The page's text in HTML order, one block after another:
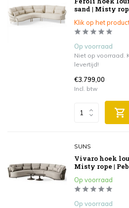
sand | Misty
Klik op het
Op voorraad
Niet op voorraad.
levertijd!
€3.799,00
Incl. btw
SUNS
Vivaro hoek
Misty rope |
Op voorraad
Op voorraad